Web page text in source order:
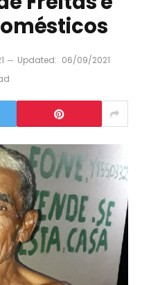
Updated: 06/09/2021